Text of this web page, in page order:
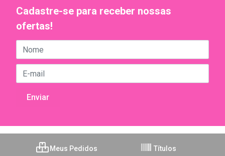
Cadastre-se para receber nossas
ofertas!
Meus Pedidos Títulos